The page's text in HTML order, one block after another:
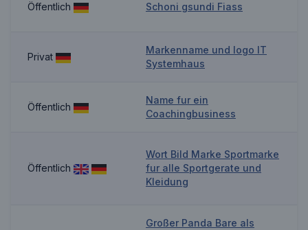
Öffentlich Schoni gsundi Fiass
Privat
Markenname und logo IT
Systemhaus
Öffentlich
Name fur ein
Coachingbusiness
Öffentlich
Wort Bild Marke Sportmarke
fur alle Sportgerate und
Kleidung
Großer Panda Bare als